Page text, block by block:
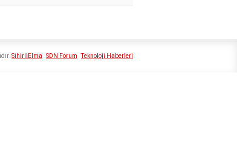
SihirliElma SDN Forum Teknoloji Haberleri